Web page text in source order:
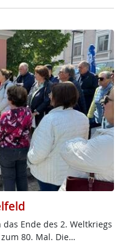
En­de des 2. Welt­kriegs
80. Mal. Die…